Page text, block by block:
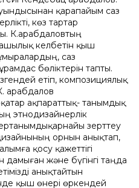
қарапайым саз
көз тартар
К.Қарабдаловтың
келбетін қыш
саз
бөліктерін тапты.
етіп, композициялық
Қарабдалов
ақпараттық- танымдық
этнодизайнерлік
зерттеу
орнын анықтап,
қосу қажеттігі
жəне бүгінгі таңда
анықтайтын
қыш өнері өркендей